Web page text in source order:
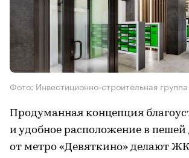
Фото: Инвестиционно-строительная
Продуманная концепция
и удобное расположение в пешей
от метро «Девяткино» делают